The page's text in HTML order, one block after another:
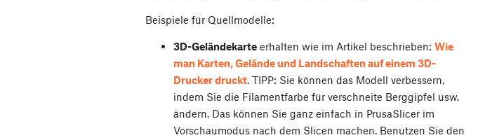
Beispiele für Quellmodelle:
3D-Geländekarte erhalten wie im Artikel beschrieben: Wie
man Karten, Gelände und Landschaften auf einem 3D-
Drucker druckt. TIPP: Sie können das Modell verbessern,
indem Sie die Filamentfarbe für verschneite Berggipfel usw.
ändern. Das können Sie ganz einfach in PrusaSlicer im
Vorschaumodus nach dem Slicen machen. Benutzen Sie den